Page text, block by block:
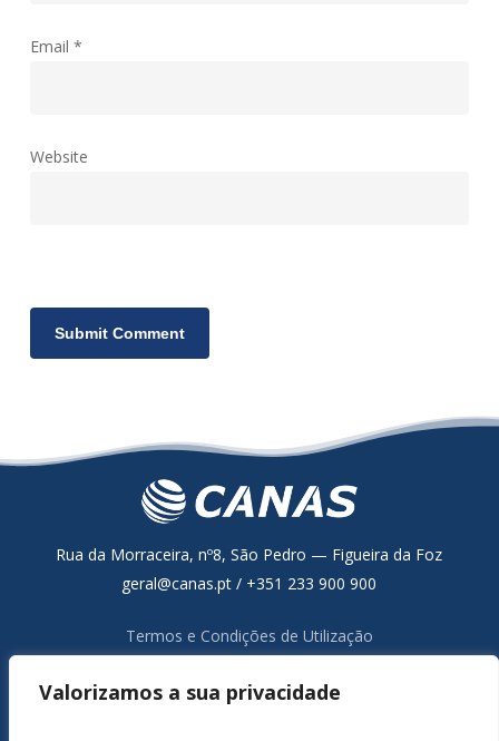
Valorizamos a sua privacidade
Email *
Website
Rua da Morraceira, nº8, São Pedro — Figueira da Foz
geral@canas.pt / +351 233 900 900
Termos e Condições de Utilização
Resolução Alternativa de Litígios de Consumo